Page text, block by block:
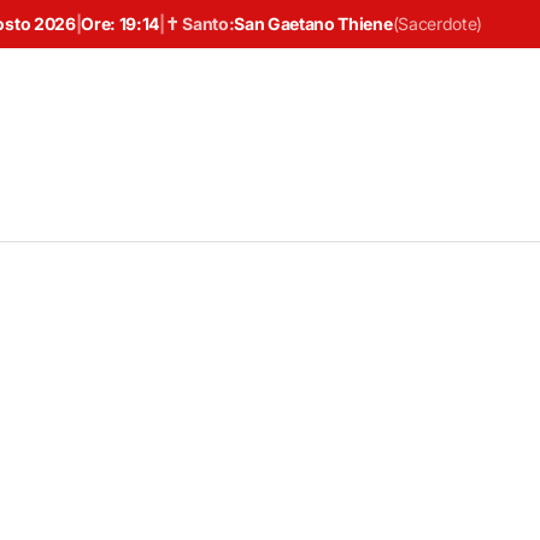
2026|Ore: 19:14 ✝ Santo:San Gaetano Thiene(Sacerdote)